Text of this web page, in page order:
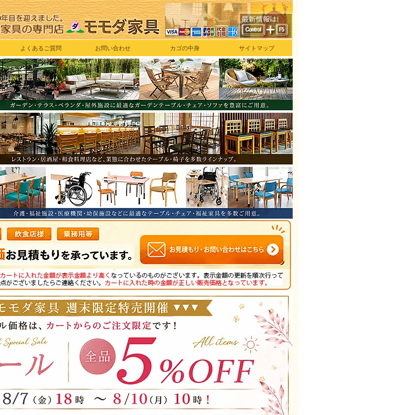
よくあるご質問 お問い合わせ カゴの中身 サイトマップ